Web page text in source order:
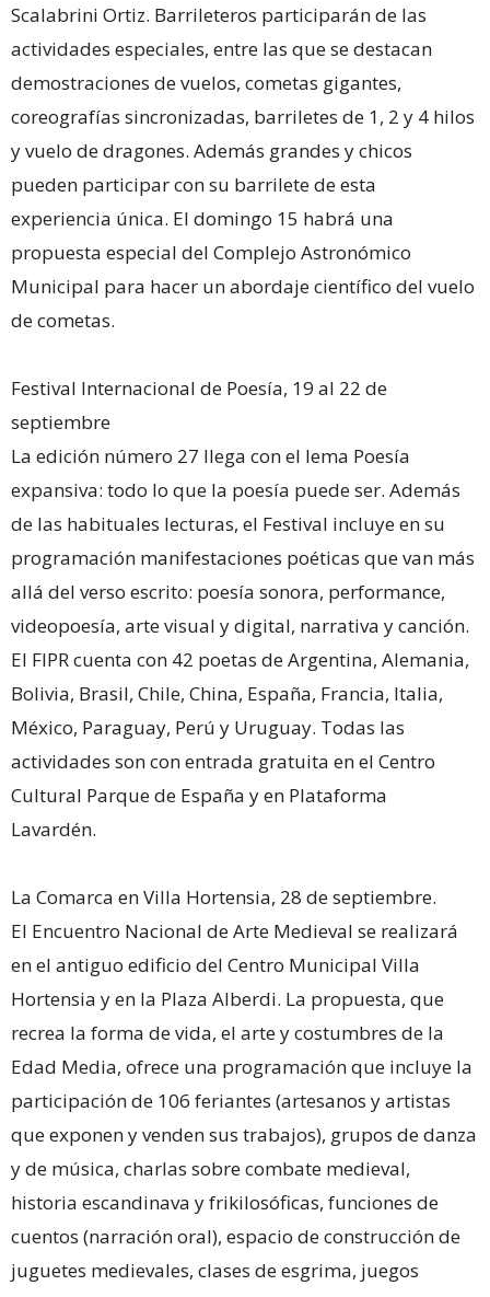
Scalabrini Ortiz. Barrileteros participarán de las
actividades especiales, entre las que se destacan
demostraciones de vuelos, cometas gigantes,
coreografías sincronizadas, barriletes de 1, 2 y 4 hilos
y vuelo de dragones. Además grandes y chicos
pueden participar con su barrilete de esta
experiencia única. El domingo 15 habrá una
propuesta especial del Complejo Astronómico
Municipal para hacer un abordaje científico del vuelo
de cometas.
Festival Internacional de Poesía, 19 al 22 de
septiembre
La edición número 27 llega con el lema Poesía
expansiva: todo lo que la poesía puede ser. Además
de las habituales lecturas, el Festival incluye en su
programación manifestaciones poéticas que van más
allá del verso escrito: poesía sonora, performance,
videopoesía, arte visual y digital, narrativa y canción.
El FIPR cuenta con 42 poetas de Argentina, Alemania,
Bolivia, Brasil, Chile, China, España, Francia, Italia,
México, Paraguay, Perú y Uruguay. Todas las
actividades son con entrada gratuita en el Centro
Cultural Parque de España y en Plataforma
Lavardén.
La Comarca en Villa Hortensia, 28 de septiembre.
El Encuentro Nacional de Arte Medieval se realizará
en el antiguo edificio del Centro Municipal Villa
Hortensia y en la Plaza Alberdi. La propuesta, que
recrea la forma de vida, el arte y costumbres de la
Edad Media, ofrece una programación que incluye la
participación de 106 feriantes (artesanos y artistas
que exponen y venden sus trabajos), grupos de danza
y de música, charlas sobre combate medieval,
historia escandinava y frikilosóficas, funciones de
cuentos (narración oral), espacio de construcción de
juguetes medievales, clases de esgrima, juegos